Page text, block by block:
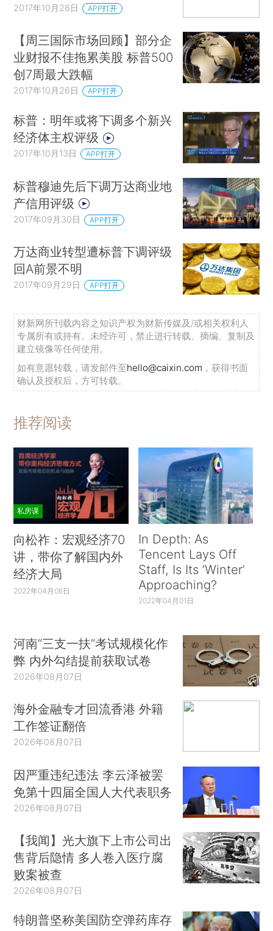
2017年10月28日 APP打开
【周三国际市场回顾】部分企
业财报不佳拖累美股 标普500
创7周最大跌幅
2017年10月26日 APP打开
标普：明年或将下调多个新兴
经济体主权评级
2017年10月13日 APP打开
标普穆迪先后下调万达商业地
产信用评级
2017年09月30日 APP打开
万达商业转型遭标普下调评级
回A前景不明
2017年09月29日 APP打开
财新网所刊载内容之知识产权为财新传媒及/或相关权利人
专属所有或持有。未经许可，禁止进行转载、摘编、复制及
建立镜像等任何使用。
如有意愿转载，请发邮件至hello@caixin.com ，获得书面
确认及授权后，方可转载。
推荐阅读
私房课
向松祚：宏观经济70
讲，带你了解国内外
经济大局
2022年04月06日
In Depth: As
Tencent Lays Off
Staff, Is Its ‘Winter’
Approaching?
2022年04月01日
河南“三支一扶”考试规模化作
弊 内外勾结提前获取试卷
2026年08月07日
海外金融专才回流香港 外籍
工作签证翻倍
2026年08月07日
因严重违纪违法 李云泽被罢
免第十四届全国人大代表职务
2026年08月07日
【我闻】光大旗下上市公司出
售背后隐情 多人卷入医疗腐
败案被查
2026年08月07日
特朗普坚称美国防空弹药库存